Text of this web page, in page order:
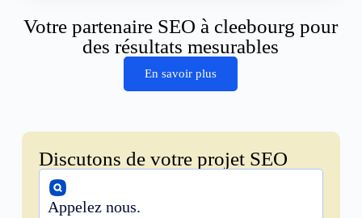
Votre partenaire SEO à cleebourg pour
des résultats mesurables
En savoir plus
Discutons de votre projet SEO
Appelez nous.